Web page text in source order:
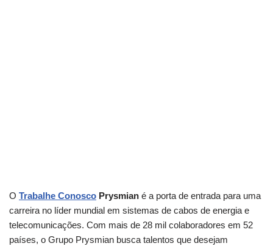
O Trabalhe Conosco Prysmian é a porta de entrada para uma
carreira no líder mundial em sistemas de cabos de energia e
telecomunicações. Com mais de 28 mil colaboradores em 52
países, o Grupo Prysmian busca talentos que desejam